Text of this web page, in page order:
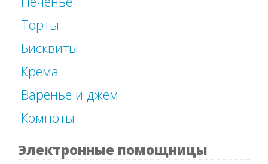
Торты
Бисквиты
Крема
Варенье и джем
Компоты
Электронные помощницы